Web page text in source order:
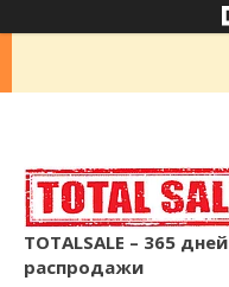
TOTALSALE – 365 дней
распродажи